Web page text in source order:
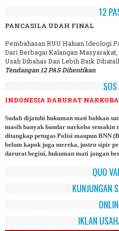
12
PANCASILA UDAH FINAL
Pembahasan RUU Haluan Ideologi
Dari Berbagai Kalangan
Usah Dibahas Dan Lebih Baik
Tendangan 12 PAS Dihentikan
SOS
INDONESIA DARURAT NARKOBA
Sudah dijatuhi hukuman mati bahkan
masih banyak bandar narkoba
ditangkap petugas Polisi maupun BNN
belum kapok juga mereka, justru sipir
darurat begini, hukuman mati jangan
QUO
KUNJUNGAN
IKLAN